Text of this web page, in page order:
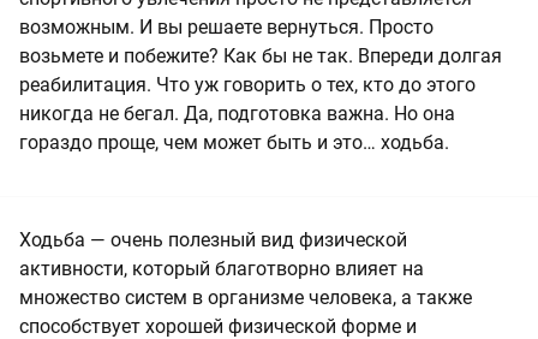
возможным. И вы решаете вернуться. Просто
возьмете и побежите? Как бы не так. Впереди долгая
реабилитация. Что уж говорить о тех, кто до этого
никогда не бегал. Да, подготовка важна. Но она
гораздо проще, чем может быть и это… ходьба.
Ходьба — очень полезный вид физической
активности, который благотворно влияет на
множество систем в организме человека, а также
способствует хорошей физической форме и